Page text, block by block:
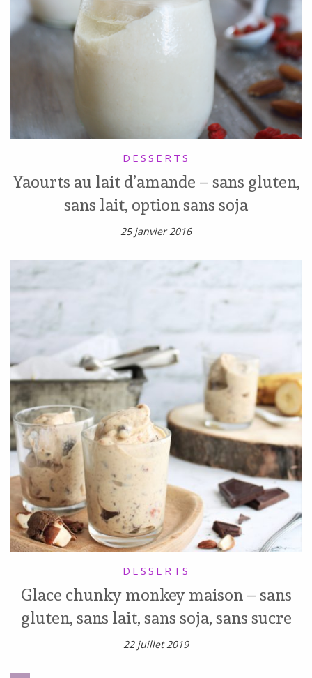
DESSERTS
Yaourts au lait d’amande – sans gluten,
sans lait, option sans soja
25 janvier 2016
DESSERTS
Glace chunky monkey maison – sans
gluten, sans lait, sans soja, sans sucre
22 juillet 2019